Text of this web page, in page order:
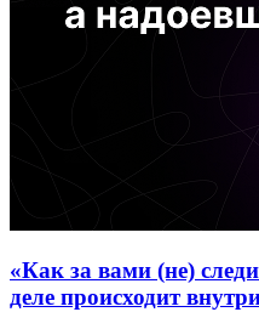
«Как за вами (не)
деле происходит